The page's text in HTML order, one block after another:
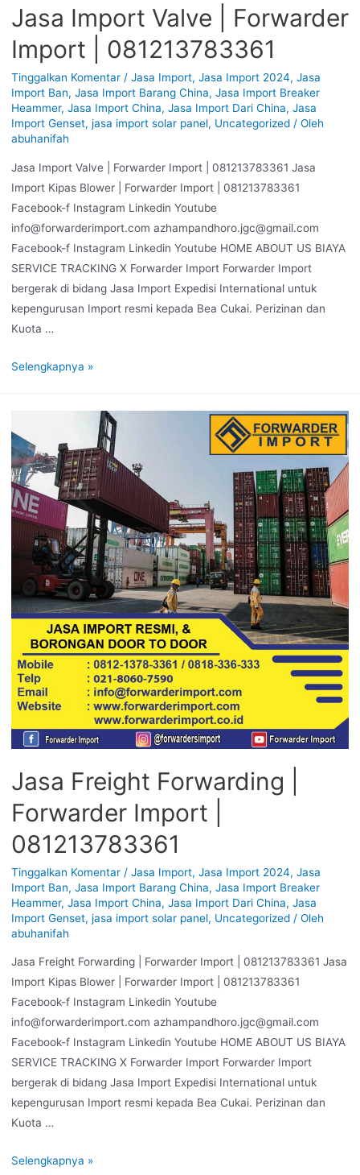
Jasa Import Valve | Forwarder
Import | 081213783361
Tinggalkan Komentar / Jasa Import, Jasa Import 2024, Jasa
Import Ban, Jasa Import Barang China, Jasa Import Breaker
Heammer, Jasa Import China, Jasa Import Dari China, Jasa
Import Genset, jasa import solar panel, Uncategorized/ Oleh
abuhanifah
Jasa Import Valve | Forwarder Import | 081213783361 Jasa
Import Kipas Blower | Forwarder Import | 081213783361
Facebook-f Instagram Linkedin Youtube
info@forwarderimport.com azhampandhoro.jgc@gmail.com
Facebook-f Instagram Linkedin Youtube HOME ABOUT US BIAYA
SERVICE TRACKING X Forwarder Import Forwarder Import
bergerak di bidang Jasa Import Expedisi International untuk
kepengurusan Import resmi kepada Bea Cukai. Perizinan dan
Kuota …
Selengkapnya »
Jasa Freight Forwarding |
Forwarder Import |
081213783361
Tinggalkan Komentar / Jasa Import, Jasa Import 2024, Jasa
Import Ban, Jasa Import Barang China, Jasa Import Breaker
Heammer, Jasa Import China, Jasa Import Dari China, Jasa
Import Genset, jasa import solar panel, Uncategorized/ Oleh
abuhanifah
Jasa Freight Forwarding | Forwarder Import | 081213783361 Jasa
Import Kipas Blower | Forwarder Import | 081213783361
Facebook-f Instagram Linkedin Youtube
info@forwarderimport.com azhampandhoro.jgc@gmail.com
Facebook-f Instagram Linkedin Youtube HOME ABOUT US BIAYA
SERVICE TRACKING X Forwarder Import Forwarder Import
bergerak di bidang Jasa Import Expedisi International untuk
kepengurusan Import resmi kepada Bea Cukai. Perizinan dan
Kuota …
Selengkapnya »